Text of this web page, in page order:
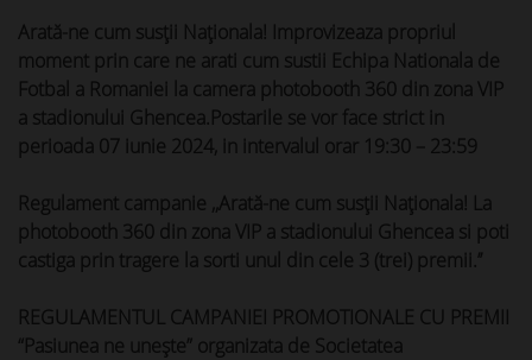
Arată-ne cum susții Naționala! Improvizeaza propriul
moment prin care ne arati cum sustii Echipa Nationala de
Fotbal a Romaniei la camera photobooth 360 din zona VIP
a stadionului Ghencea.Postarile se vor face strict in
perioada 07 iunie 2024, in intervalul orar 19:30 – 23:59
Regulament campanie ,,Arată-ne cum susții Naționala! La
photobooth 360 din zona VIP a stadionului Ghencea si poti
castiga prin tragere la sorti unul din cele 3 (trei) premii.’’
REGULAMENTUL CAMPANIEI PROMOTIONALE CU PREMII
“Pasiunea ne unește” organizata de Societatea